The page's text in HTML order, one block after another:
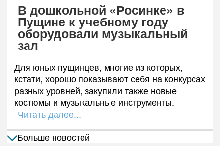
В дошкольной «Росинке» в
Пущине к учебному году
оборудовали музыкальный
зал
Для юных пущинцев, многие из которых,
кстати, хорошо показывают себя на конкурсах
разных уровней, закупили также новые
костюмы и музыкальные инструменты.
Читать далее...
Больше новостей